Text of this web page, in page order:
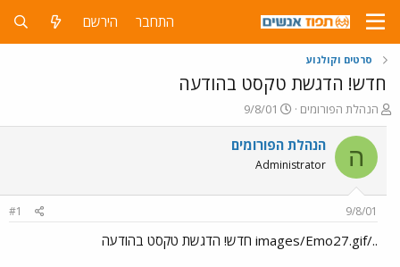
התחבר הירשם
סרטים וקולנוע
חדש! הדגשת טקסט בהודעה
פ
ו
ת
ח
ה
ש
הנהלת הפורומים
פ
ו
ר
ם
ר
י
9/8/01
ה הנהלת הפורומים
Administrator
9/8/01
#1
../images/Emo27.gif חדש! הדגשת טקסט בהודעה